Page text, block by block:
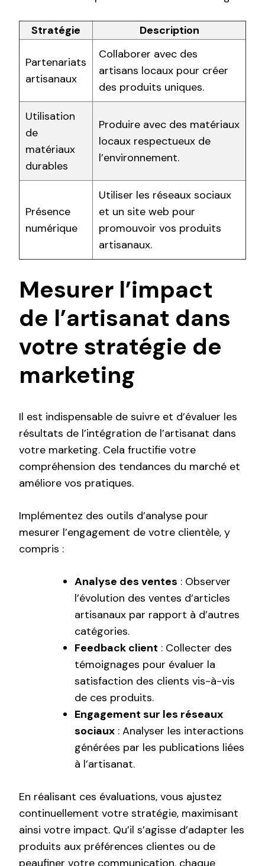
Stratégie Description
Partenariats
artisanaux
Collaborer avec des
artisans locaux pour créer
des produits uniques.
Utilisation
de
matériaux
durables
Produire avec des matériaux
locaux respectueux de
l’environnement.
Présence
numérique
Utiliser les réseaux sociaux
et un site web pour
promouvoir vos produits
artisanaux.
Mesurer l’impact
de l’artisanat dans
votre stratégie de
marketing
Il est indispensable de suivre et d’évaluer les
résultats de l’intégration de l’artisanat dans
votre marketing. Cela fructifie votre
compréhension des tendances du marché et
améliore vos pratiques.
Implémentez des outils d’analyse pour
mesurer l’engagement de votre clientèle, y
compris :
Analyse des ventes : Observer
l’évolution des ventes d’articles
artisanaux par rapport à d’autres
catégories.
Feedback client : Collecter des
témoignages pour évaluer la
satisfaction des clients vis-à-vis
de ces produits.
Engagement sur les réseaux
sociaux : Analyser les interactions
générées par les publications liées
à l’artisanat.
En réalisant ces évaluations, vous ajustez
continuellement votre stratégie, maximisant
ainsi votre impact. Qu’il s’agisse d’adapter les
produits aux préférences clientes ou de